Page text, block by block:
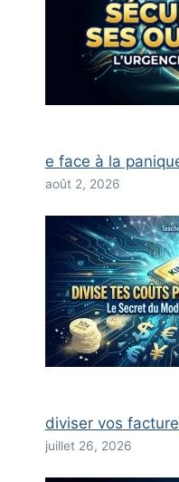
e face à la
août 2, 2026
diviser vos
juillet 26, 2026